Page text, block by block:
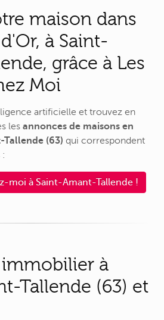
maison dans
à Saint-
grâce à Les
Moi
artificielle et trouvez en
les annonces de maisons en
Tallende (63) qui correspondent
moi à Saint-Amant-Tallende !
à
Tallende (63) et